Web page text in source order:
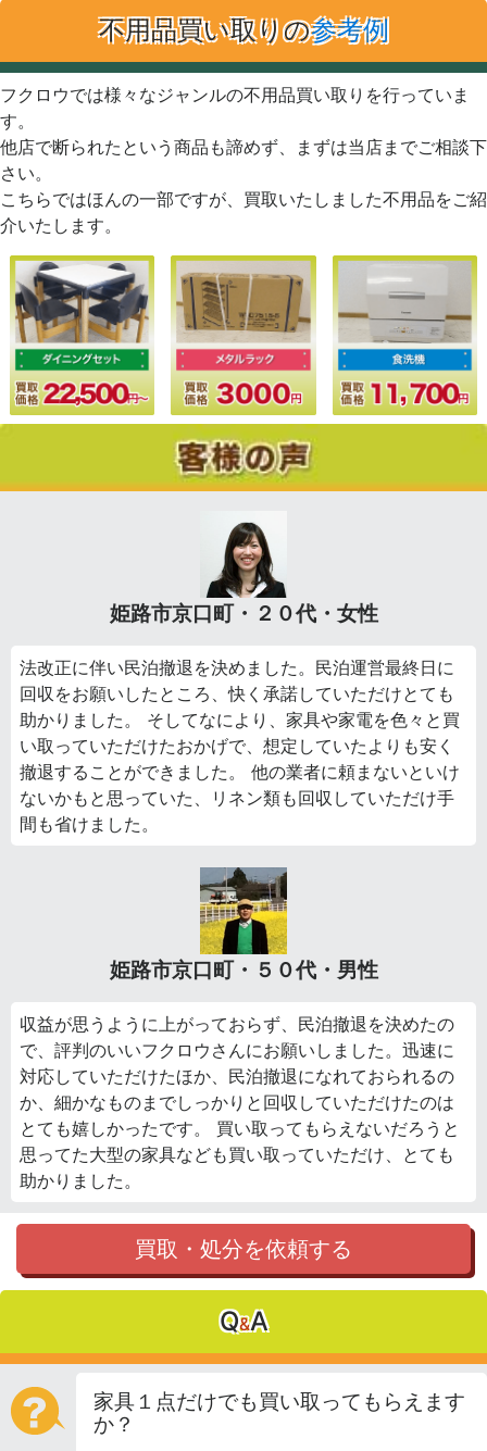
不用品買い取りの参考例
フクロウでは様々なジャンルの不用品買い取りを行っていま
す。
他店で断られたという商品も諦めず、まずは当店までご相談下
さい。
こちらではほんの一部ですが、買取いたしました不用品をご紹
介いたします。
姫路市京口町・２０代・女性
法改正に伴い民泊撤退を決めました。民泊運営最終日に
回収をお願いしたところ、快く承諾していただけとても
助かりました。 そしてなにより、家具や家電を色々と買
い取っていただけたおかげで、想定していたよりも安く
撤退することができました。 他の業者に頼まないといけ
ないかもと思っていた、リネン類も回収していただけ手
間も省けました。
姫路市京口町・５０代・男性
収益が思うように上がっておらず、民泊撤退を決めたの
で、評判のいいフクロウさんにお願いしました。迅速に
対応していただけたほか、民泊撤退になれておられるの
か、細かなものまでしっかりと回収していただけたのは
とても嬉しかったです。 買い取ってもらえないだろうと
思ってた大型の家具なども買い取っていただけ、とても
助かりました。
買取・処分を依頼する
Q&A
家具１点だけでも買い取ってもらえます
か？